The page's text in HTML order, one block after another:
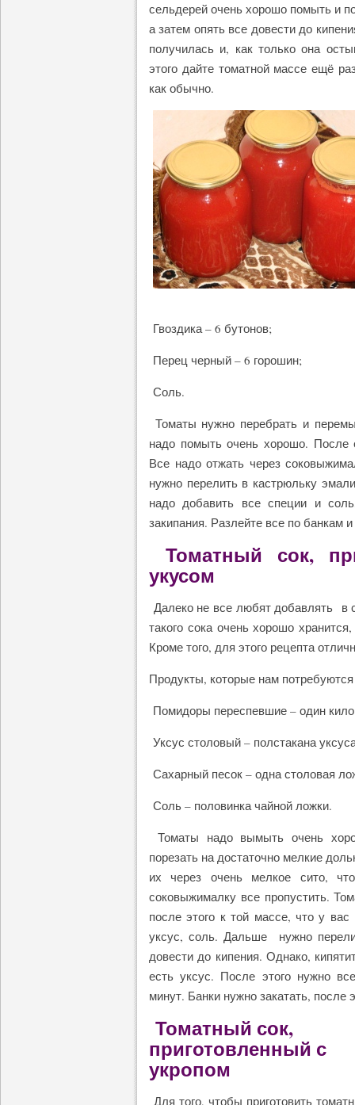
сельдерей очень хорошо помыть и
а затем опять все довести до
получилась и, как только она
этого дайте томатной массе ещё
как обычно.
Гвоздика – 6 бутонов;
Перец черный – 6 горошин;
Соль.
Томаты нужно перебрать и
надо помыть очень хорошо. После
Все надо отжать через
нужно перелить в кастрюльку
надо добавить все специи и
закипания. Разлейте все по банкам
Томатный сок,
укусом
Далеко не все любят добавлять в
такого сока очень хорошо
Кроме того, для этого рецепта
Продукты, которые нам потребуются
Помидоры переспевшие – один
Уксус столовый – полстакана
Сахарный песок – одна столовая
Соль – половинка чайной ложки.
Томаты надо вымыть очень
порезать на достаточно мелкие
их через очень мелкое сито,
соковыжималку все пропустить.
после этого к той массе, что у
уксус, соль. Дальше нужно
довести до кипения. Однако,
есть уксус. После этого нужно
минут. Банки нужно закатать, после
Томатный сок,
приготовленный с
укропом
Для того, чтобы приготовить